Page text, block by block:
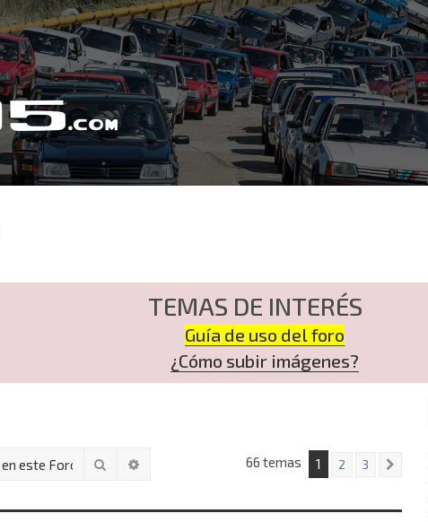
TEMAS DE INTERÉS
Guía de uso del foro
¿Cómo subir imágenes?
Buscar Búsqueda avanzada66 temas 1 2 3